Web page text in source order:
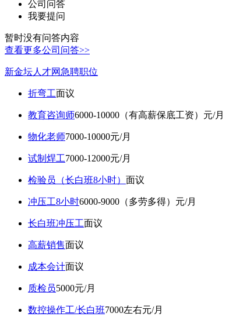
公司问答
我要提问
暂时没有问答内容
查看更多公司问答>>
新金坛人才网急聘职位
折弯工面议
教育咨询师6000-10000（有高薪保底工资）元/月
物化老师7000-10000元/月
试制焊工7000-12000元/月
检验员（长白班8小时） 面议
冲压工8小时6000-9000（多劳多得）元/月
长白班冲压工面议
高薪销售面议
成本会计面议
质检员5000元/月
数控操作工/长白班7000左右元/月